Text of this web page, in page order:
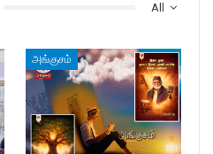
All
அங்குசம்